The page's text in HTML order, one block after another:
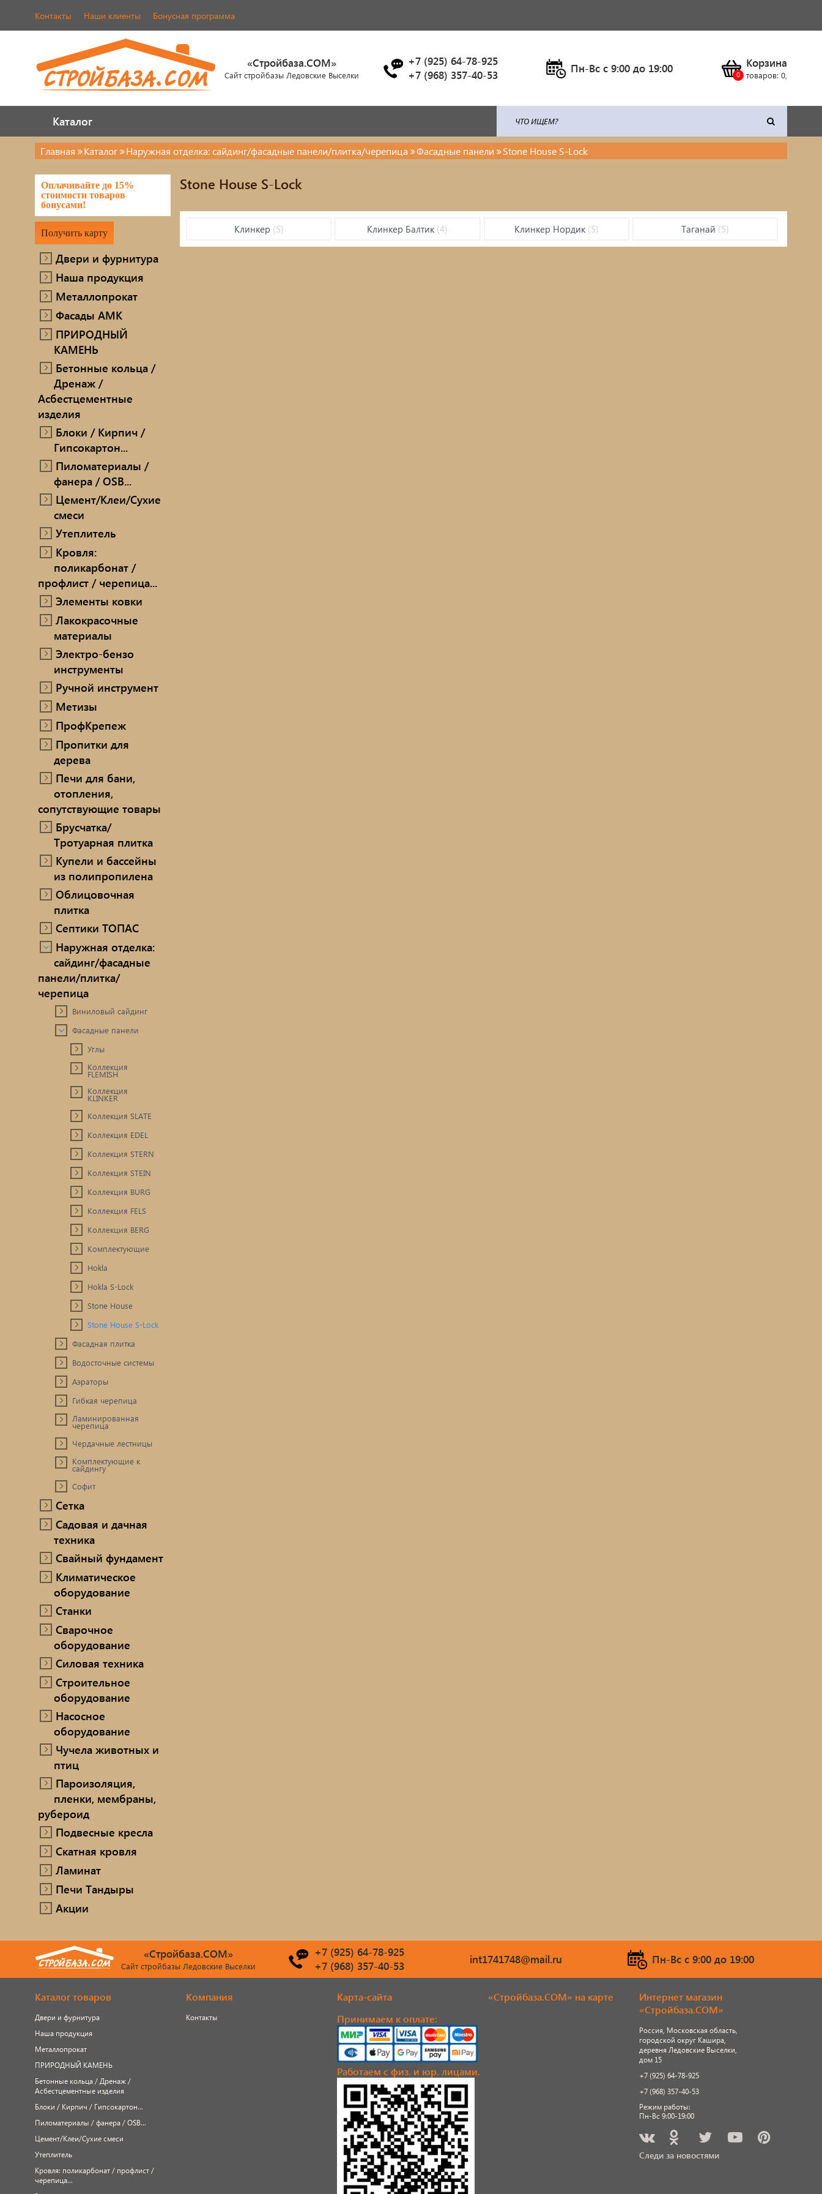
Контакты Наши клиенты Бонусная программа
«Стройбаза.COM»
Сайт стройбазы Ледовские Выселки
+7 (925) 64-78-925
+7 (968) 357-40-53
Пн-Вс c 9:00 до 19:00 Корзина
товаров: 0,
Каталог
Каталог
Наша продукция
Металлопрокат
Фасады AMK
ПРИРОДНЫЙ КАМЕНЬ
Бетонные кольца / Дренаж /
Асбестцементные изделия
Блоки / Кирпич / Гипсокартон...
Утеплитель
Элементы ковки
полипропилена
Сварочное оборудование
Главная Каталог Наружная отделка: сайдинг/фасадные панели/плитка/черепица Фасадные панели Stone House S-Lock
Оплачивайте до 15%
стоимости товаров
бонусами!
Получить карту
Двери и фурнитура
Наша продукция
Металлопрокат
Фасады AMK
ПРИРОДНЫЙ
КАМЕНЬ
Бетонные кольца /
Дренаж /
Асбестцементные
изделия
Блоки / Кирпич /
Гипсокартон...
Пиломатериалы /
фанера / OSB...
Цемент/Клеи/Сухие
смеси
Утеплитель
Кровля:
поликарбонат /
профлист / черепица...
Элементы ковки
Лакокрасочные
материалы
Электро-бензо
инструменты
Ручной инструмент
Метизы
ПрофКрепеж
Пропитки для
дерева
Печи для бани,
отопления,
сопутствующие товары
Брусчатка/
Тротуарная плитка
Купели и бассейны
из полипропилена
Облицовочная
плитка
Септики ТОПАС
Наружная отделка:
сайдинг/фасадные
панели/плитка/
черепица
Виниловый сайдинг
Фасадные панели
Углы
Коллекция
FLEMISH
Коллекция
KLINKER
Коллекция SLATE
Коллекция EDEL
Коллекция STERN
Коллекция STEIN
Коллекция BURG
Коллекция FELS
Коллекция BERG
Комплектующие
Hokla
Hokla S-Lock
Stone House
Stone House S-Lock
Фасадная плитка
Водосточные системы
Аэраторы
Гибкая черепица
Ламинированная
черепица
Чердачные лестницы
Комплектующие к
сайдингу
Софит
Сетка
Садовая и дачная
техника
Свайный фундамент
Климатическое
оборудование
Станки
Сварочное
оборудование
Силовая техника
Строительное
оборудование
Насосное
оборудование
Чучела животных и
птиц
Пароизоляция,
пленки, мембраны,
рубероид
Подвесные кресла
Скатная кровля
Ламинат
Печи Тандыры
Акции
Stone House S-Lock
Клинкер (5) Клинкер Балтик (4) Клинкер Нордик (5) Таганай (5)
«Стройбаза.COM»
Сайт стройбазы Ледовские Выселки
+7 (925) 64-78-925
+7 (968) 357-40-53
int1741748@mail.ru Пн-Вс c 9:00 до 19:00
Каталог товаров
Двери и фурнитура
Наша продукция
Металлопрокат
ПРИРОДНЫЙ КАМЕНЬ
Бетонные кольца / Дренаж /
Асбестцементные изделия
Блоки / Кирпич / Гипсокартон...
Пиломатериалы / фанера / OSB...
Цемент/Клеи/Сухие смеси
Утеплитель
Кровля: поликарбонат / профлист /
черепица...
Компания
Контакты
Карта-сайта
Принимаем к оплате:
Работаем с физ. и юр. лицами.
«Стройбаза.COM» на карте
Интернет магазин
«Стройбаза.COM»
Россия, Московская область,
городской округ Кашира,
деревня Ледовские Выселки,
дом 15
+7 (925) 64-78-925
+7 (968) 357-40-53
Режим работы:
Пн-Вс 9:00-19:00
Следи за новостями